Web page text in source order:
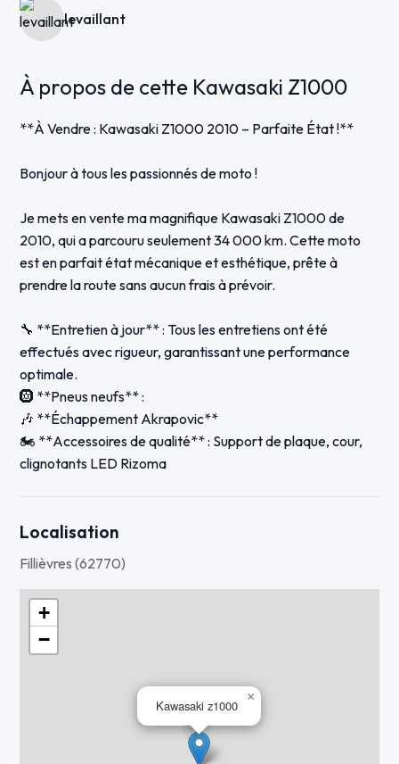
levaillant
À propos de cette Kawasaki Z1000
**À Vendre : Kawasaki Z1000 2010 – Parfaite État !**
Bonjour à tous les passionnés de moto !
Je mets en vente ma magnifique Kawasaki Z1000 de
2010, qui a parcouru seulement 34 000 km. Cette moto
est en parfait état mécanique et esthétique, prête à
prendre la route sans aucun frais à prévoir.
🔧 **Entretien à jour** : Tous les entretiens ont été
effectués avec rigueur, garantissant une performance
optimale.
🛞 **Pneus neufs** :
🎶 **Échappement Akrapovic**
🏍️ **Accessoires de qualité** : Support de plaque, cour,
clignotants LED Rizoma
Localisation
Fillièvres (62770)
Kawasaki z1000
×
+
−